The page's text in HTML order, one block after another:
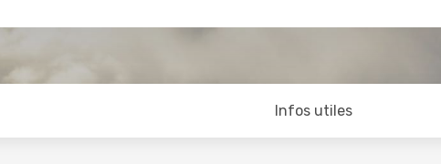
Infos utiles